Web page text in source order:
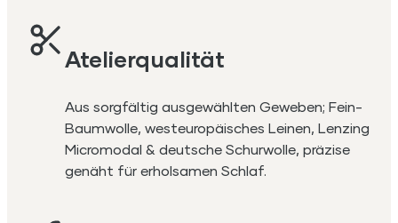
Atelierqualität
Aus sorgfältig ausgewählten Geweben; Fein-
Baumwolle, westeuropäisches Leinen, Lenzing
Micromodal & deutsche Schurwolle, präzise
genäht für erholsamen Schlaf.